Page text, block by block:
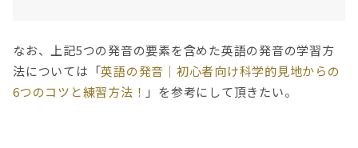
なお、上記5つの発音の要素を含めた英語の発音の学習方
法については「英語の発音｜初心者向け科学的見地からの
6つのコツと練習方法！ 」を参考にして頂きたい。